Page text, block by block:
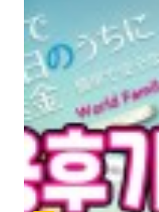
◆와이즈(구 트랜스퍼와이즈):
추천이 많아 사용해봤습니
변경했습니다.
세달이내 주민표나 마이넘
개인인증에 문제없으면 2-
송금 950,000원 이하라면
편리합니다.
송금이 급할 시에는 메일로
반려되어 처리가 지연될 수
핸드폰 SMS를 통해 본인확
은행이나 송금업체에 찾아
7만5천엔까지 수수료가 무